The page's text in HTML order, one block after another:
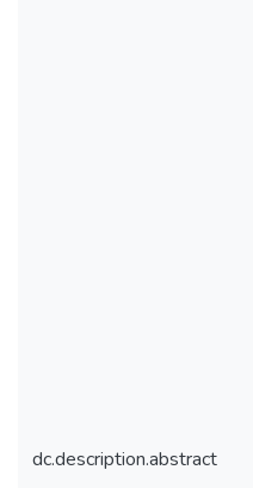
dc.description.abstract